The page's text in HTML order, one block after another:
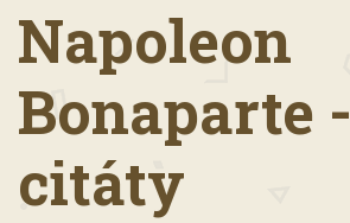
Napoleon
Bonaparte -
citáty